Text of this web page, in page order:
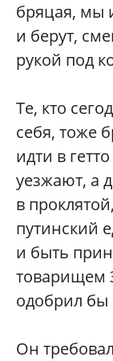
бряцая, мы
и берут,
рукой под
Те, кто
себя, тоже
идти в
уезжают, а
в
путинский
и быть
товарищем
одобрил бы
Он